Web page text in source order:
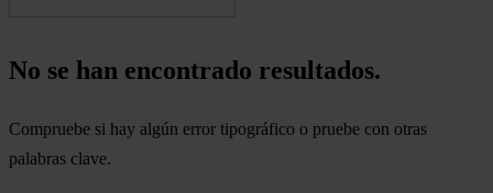
No se han encontrado resultados.
Compruebe si hay algún error tipográfico o pruebe con otras
palabras clave.